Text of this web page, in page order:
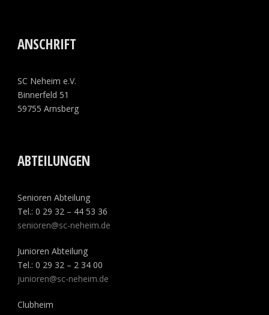
ANSCHRIFT
SC Neheim e.V.
Binnerfeld 51
59755 Arnsberg
ABTEILUNGEN
Senioren Abteilung
Tel.: 0 29 32 – 44 53 36
senioren@sc-neheim.de
Junioren Abteilung
Tel.: 0 29 32 – 2 34 00
junioren@sc-neheim.de
Clubheim